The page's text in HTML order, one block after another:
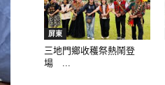
屏東
三地門鄉收穫祭熱鬧登
場 ...